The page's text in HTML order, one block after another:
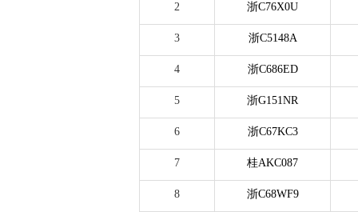
2 浙C76X0U
3 浙C5148A
4 浙C686ED
5 浙G151NR
6 浙C67KC3
7 桂AKC087
8 浙C68WF9